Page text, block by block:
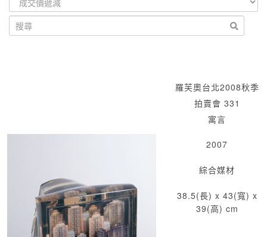
羅芙奧台北2008秋季
拍賣會 331
寓言
2007
綜合媒材
38.5(長) x 43(寬) x
39(高) cm